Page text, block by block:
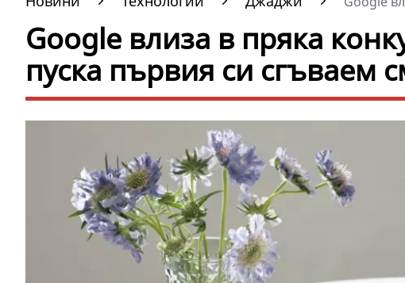
Google влиза в пряка
пуска първия си сгъваем